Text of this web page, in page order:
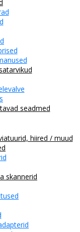
seadmed
hiired / muud
skannerid